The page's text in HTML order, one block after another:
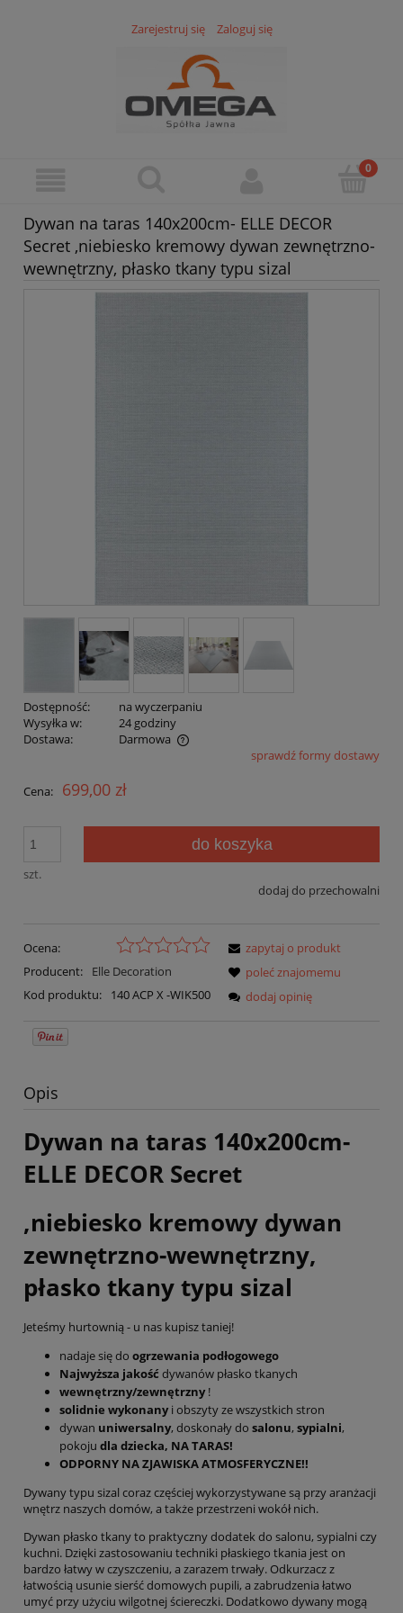
Zarejestruj się Zaloguj się
Dywan na taras 140x200cm- ELLE DECOR
Secret ,niebiesko kremowy dywan zewnętrzno-
wewnętrzny, płasko tkany typu sizal
Dostępność:
na wyczerpaniu
Wysyłka w:
24 godziny
Dostawa:
Darmowa
Cena nie zawiera ewentualnych kosztów płatnościsprawdź formy dostawy
Cena: 699,00 zł
szt.
do koszyka
dodaj do przechowalni
Ocena:
Producent:
Elle Decoration
Kod produktu:
140 ACP X -WIK500
zapytaj o produkt
poleć znajomemu
dodaj opinię
Opis
Dywan na taras 140x200cm-
ELLE DECOR Secret
,niebiesko kremowy dywan
zewnętrzno-wewnętrzny,
płasko tkany typu sizal
Jeteśmy hurtownią - u nas kupisz taniej!
nadaje się do ogrzewania podłogowego
Najwyższa jakość dywanów płasko tkanych
wewnętrzny/zewnętrzny!
solidnie wykonanyi obszyty ze wszystkich stron
dywan uniwersalny, doskonały do salonu, sypialni,
pokoju dla dziecka, NA TARAS!
ODPORNY NA ZJAWISKA ATMOSFERYCZNE!!
Dywany typu sizal coraz częściej wykorzystywane są przy aranżacji
wnętrz naszych domów, a także przestrzeni wokół nich.
Dywan płasko tkany to praktyczny dodatek do salonu, sypialni czy
kuchni. Dzięki zastosowaniu techniki płaskiego tkania jest on
bardzo łatwy w czyszczeniu, a zarazem trwały. Odkurzacz z
łatwością usunie sierść domowych pupili, a zabrudzenia łatwo
umyć przy użyciu wilgotnej ściereczki. Dodatkowo dywany mogą